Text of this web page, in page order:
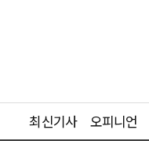
최신기사 오피니언